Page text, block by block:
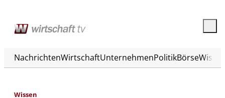
NachrichtenWirtschaftUnternehmenPolitikBörse
Wissen